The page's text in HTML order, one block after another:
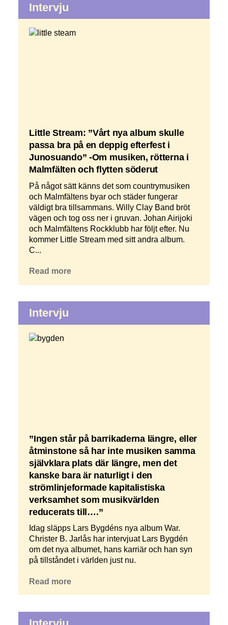
Intervju
Little Stream: ”Vårt nya album skulle
passa bra på en deppig efterfest i
Junosuando” -Om musiken, rötterna i
Malmfälten och flytten söderut
På något sätt känns det som countrymusiken
och Malmfältens byar och städer fungerar
väldigt bra tillsammans. Willy Clay Band bröt
vägen och tog oss ner i gruvan. Johan Airijoki
och Malmfältens Rockklubb har följt efter. Nu
kommer Little Stream med sitt andra album.
C...
Read more
Intervju
”Ingen står på barrikaderna längre, eller
åtminstone så har inte musiken samma
självklara plats där längre, men det
kanske bara är naturligt i den
strömlinjeformade kapitalistiska
verksamhet som musikvärlden
reducerats till….”
Idag släpps Lars Bygdéns nya album War.
Christer B. Jarlås har intervjuat Lars Bygdén
om det nya albumet, hans karriär och han syn
på tillståndet i världen just nu.
Read more